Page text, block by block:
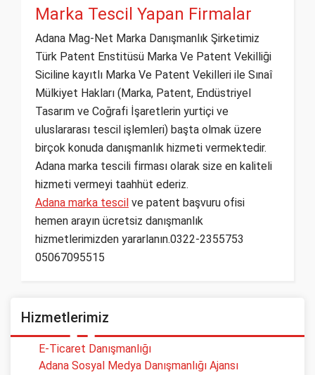
Marka Tescil Yapan Firmalar
Adana Mag-Net Marka Danışmanlık Şirketimiz
Türk Patent Enstitüsü Marka Ve Patent Vekilliği
Siciline kayıtlı Marka Ve Patent Vekilleri ile Sınaî
Mülkiyet Hakları (Marka, Patent, Endüstriyel
Tasarım ve Coğrafi İşaretlerin yurtiçi ve
uluslararası tescil işlemleri) başta olmak üzere
birçok konuda danışmanlık hizmeti vermektedir.
Adana marka tescili firması olarak size en kaliteli
hizmeti vermeyi taahhüt ederiz.
Adana marka tescil ve patent başvuru ofisi
hemen arayın ücretsiz danışmanlık
hizmetlerimizden yararlanın.0322-2355753
05067095515
Hizmetlerimiz
E-Ticaret Danışmanlığı
Adana Sosyal Medya Danışmanlığı Ajansı